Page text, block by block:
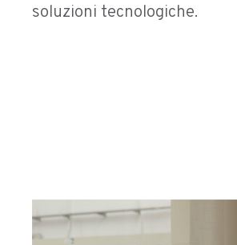
soluzioni tecnologiche.